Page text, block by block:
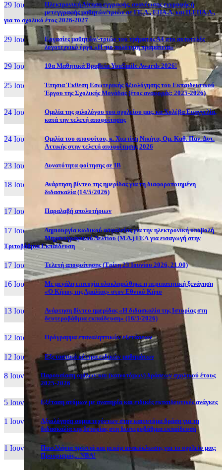
29 Ιουν, 26
Ηλεκτρονική Αίτηση εγγραφής, ανανέωσης εγγραφής ή
μετεγγραφής μαθητών/τριών σε ΓΕ.Λ., ΕΠΑ.Λ. και Π.ΕΠΑ.Λ.,
για το σχολικό έτος 2026-2027
29 Ιουν, 26
Εργασίες μαθητών/-τριών του τμήματος Α4 στο αυτοτελές
λογοτεχνικό έργο «Η πιο πολύτιμη πραμάτεια»
29 Ιουν, 26 10α Μαθητικά Βραβεία YouSmile Awards 2026!
25 Ιουν, 26
Έτησια Έκθεση Εσωτερικής Αξιολόγησης του Εκπαιδευτικού
Έργου της Σχολικής Μονάδας (έτος αναφοράς: 2025-2026)
24 Ιουν, 26
Ομιλία της φιλολόγου του σχολείου μας, κα Χολέβα Ευαγγελία,
κατά την τελετή αποφοίτησης
24 Ιουν, 26
Ομιλία του αποφοίτου, κ. Χιωτίνη Νικήτα, Ομ. Καθ. Παν. Δυτ.
Αττικής στην τελετή αποφοίτησης 2026
23 Ιουν, 26 Δυνατότητα φοίτησης σε ΙΒ
18 Ιουν, 26
Ανάρτηση βίντεο της ημερίδας για τη διαφοροποιημένη
διδασκαλία (14/5/2026)
17 Ιουν, 26 Παραλαβή απολυτήριων
17 Ιουν, 26
Δημιουργία κωδικού ασφαλείας για την ηλεκτρονική υποβολή
Μηχανογραφικού Δελτίου (Μ.Δ.) ΓΕΛ για εισαγωγή στην
Τριτοβάθμια Εκπαίδευση
17 Ιουν, 26 Τελετή αποφοίτησης (Τρίτη 23 Ιουνίου 2026, 21.00)
16 Ιουν, 26
Με μεγάλη επιτυχία ολοκληρώθηκε η περιπατητική ξενάγηση
«Ο Κήπος της Αμαλίας» στον Εθνικό Κήπο
13 Ιουν, 26
Ανάρτηση βίντεο ημερίδας «Η διδασκαλία της Ιστορίας στη
δευτεροβάθμια εκπαίδευση» (16/5/2026)
12 Ιουν, 26 Πρόγραμμα επαναληπτικών εξετάσεων
12 Ιουν, 26 Εξεταστικά κέντρα ειδικών μαθημάτων
8 Ιουν, 26
Παρουσίαση ομίλων και (καινοτόμων) δράσεων σχολικού έτους
2025-2026
5 Ιουν, 26 Εξέταση ατόμων με αναπηρία και ειδικές εκπαιδευτικές ανάγκες
1 Ιουν, 26
Αξιολόγηση συμμετεχόντων στην καινοτόμα δράση για τη
διδασκαλία της Ιστορίας στη δευτεροβάθμια εκπαίδευση
1 Ιουν, 26
Πανελλήνια πρωτιά και ρεκόρ ανακύκλωσης για το σχολείο μας:
Προορισμός... NBA!